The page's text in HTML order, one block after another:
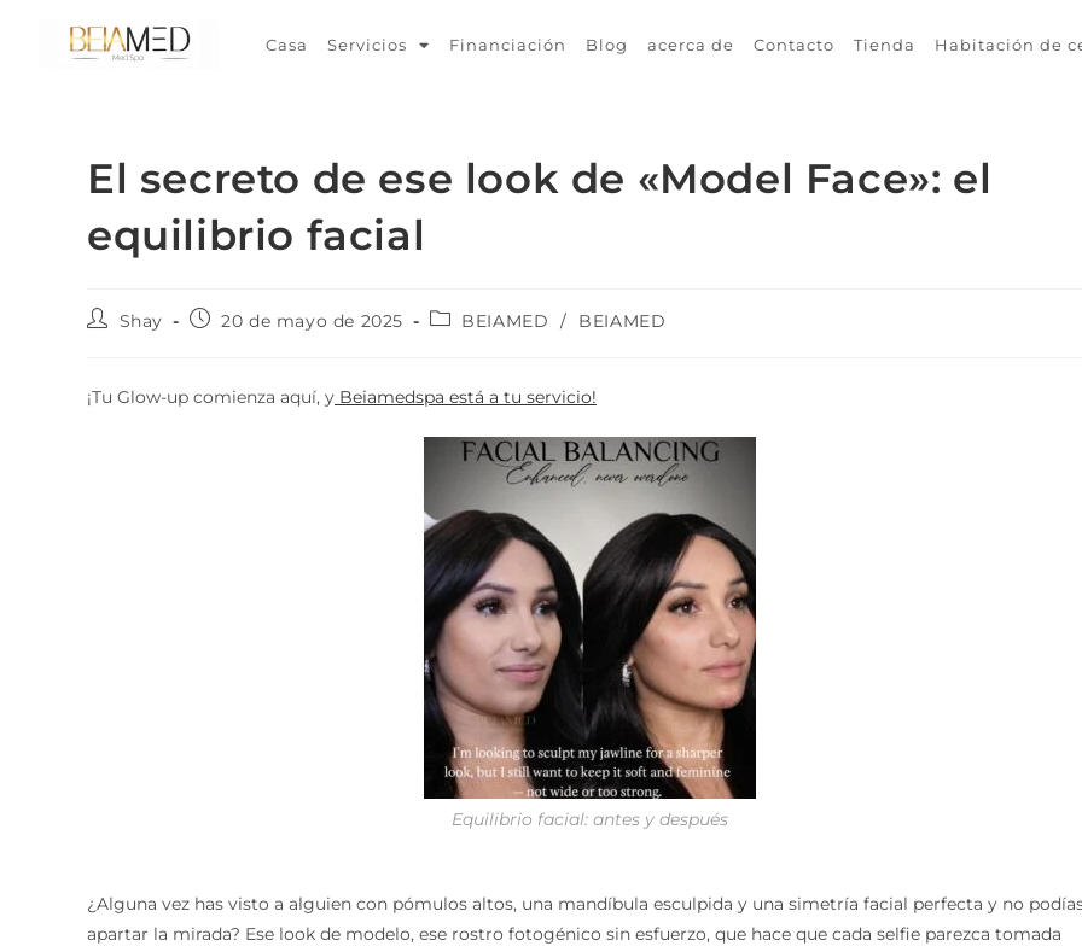
Casa Servicios Financiación Blog acerca de Contacto Tienda Habitación de
El secreto de ese look de «Model Face»: el
equilibrio facial
Shay 20 de mayo de 2025 BEIAMED / BEIAMED
¡Tu Glow-up comienza aquí, y Beiamedspa está a tu servicio!
Equilibrio facial: antes y después
¿Alguna vez has visto a alguien con pómulos altos, una mandíbula esculpida y una simetría facial perfecta y no
apartar la mirada? Ese look de modelo, ese rostro fotogénico sin esfuerzo, que hace que cada selfie parezca tomada